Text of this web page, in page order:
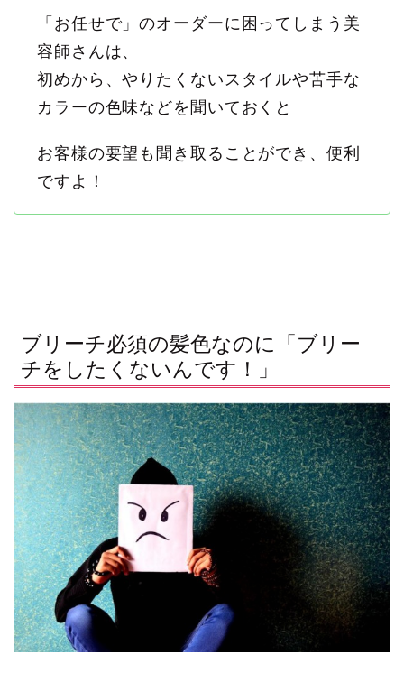
「お任せで」のオーダーに困ってしまう美
容師さんは、
初めから、やりたくないスタイルや苦手な
カラーの色味などを聞いておくと
お客様の要望も聞き取ることができ、便利
ですよ！
ブリーチ必須の髪色なのに「ブリー
チをしたくないんです！」